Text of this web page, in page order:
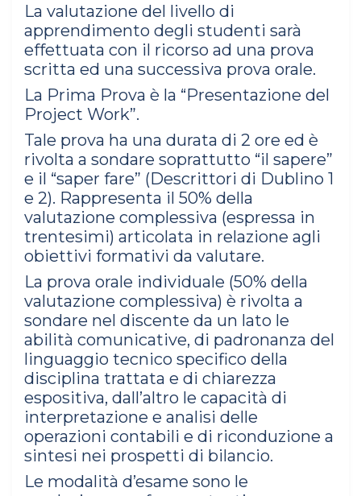
La valutazione del livello di
apprendimento degli studenti sarà
effettuata con il ricorso ad una prova
scritta ed una successiva prova orale.
La Prima Prova è la “Presentazione del
Project Work”.
Tale prova ha una durata di 2 ore ed è
rivolta a sondare soprattutto “il sapere”
e il “saper fare” (Descrittori di Dublino 1
e 2). Rappresenta il 50% della
valutazione complessiva (espressa in
trentesimi) articolata in relazione agli
obiettivi formativi da valutare.
La prova orale individuale (50% della
valutazione complessiva) è rivolta a
sondare nel discente da un lato le
abilità comunicative, di padronanza del
linguaggio tecnico specifico della
disciplina trattata e di chiarezza
espositiva, dall’altro le capacità di
interpretazione e analisi delle
operazioni contabili e di riconduzione a
sintesi nei prospetti di bilancio.
Le modalità d’esame sono le